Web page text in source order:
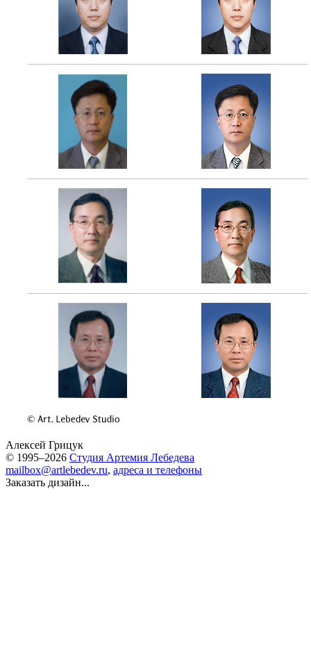
Алексей Грицук
© 1995–2026 Студия Артемия Лебедева
mailbox@artlebedev.ru, адреса и телефоны
Заказать дизайн...